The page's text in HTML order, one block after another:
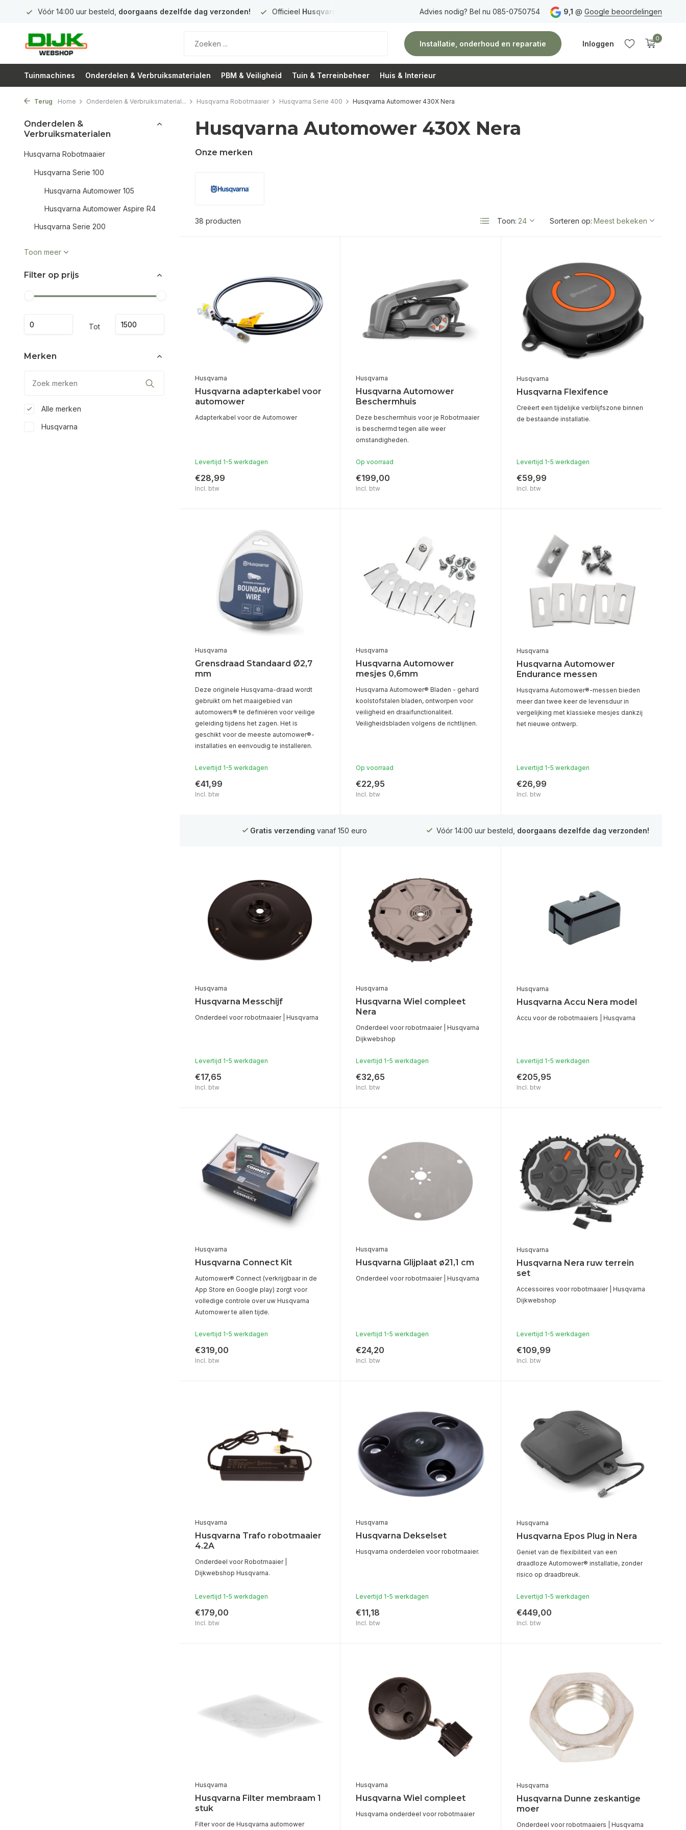
OfficieelHusqvarna Premium Dealerin Nederland Gratis verzendingvanaf 150 euro Vóór 14:00 uur besteld,doorgaans dezelfde dag verzonden!
Advies nodig? Bel nu 085-0750754 9,1 @ Google beoordelingen
Installatie, onderhoud en reparatie Inloggen
0
Tuinmachines Onderdelen & Verbruiksmaterialen PBM & Veiligheid Tuin & Terreinbeheer Huis & Interieur
Terug Home Onderdelen & Verbruiksmaterial... Husqvarna Robotmaaier Husqvarna Serie 400 Husqvarna Automower 430X Nera
Onderdelen &
Verbruiksmaterialen
Husqvarna Robotmaaier
Husqvarna Serie 100
Husqvarna Automower 105
Husqvarna Automower Aspire R4
Husqvarna Serie 200
Toon meer
Filter op prijs
Tot
Merken
Alle merken
Husqvarna
Husqvarna Automower 430X Nera
Onze merken
38 producten Toon: Sorteren op:
Husqvarna
Husqvarna adapterkabel voor
automower
Adapterkabel voor de Automower
Levertijd 1-5 werkdagen
€28,99
Incl. btw
Husqvarna
Husqvarna Automower
Beschermhuis
Deze beschermhuis voor je Robotmaaier
is beschermd tegen alle weer
omstandigheden.
Op voorraad
€199,00
Incl. btw
Husqvarna
Husqvarna Flexifence
Creëert een tijdelijke verblijfszone binnen
de bestaande installatie.
Levertijd 1-5 werkdagen
€59,99
Incl. btw
Husqvarna
Grensdraad Standaard Ø2,7
mm
Deze originele Husqvarna-draad wordt
gebruikt om het maaigebied van
automowers® te definiëren voor veilige
geleiding tijdens het zagen. Het is
geschikt voor de meeste automower®-
installaties en eenvoudig te installeren.
Levertijd 1-5 werkdagen
€41,99
Incl. btw
Husqvarna
Husqvarna Automower
mesjes 0,6mm
Husqvarna Automower® Bladen - gehard
koolstofstalen bladen, ontworpen voor
veiligheid en draaifunctionaliteit.
Veiligheidsbladen volgens de richtlijnen.
Op voorraad
€22,95
Incl. btw
Husqvarna
Husqvarna Automower
Endurance messen
Husqvarna Automower®-messen bieden
meer dan twee keer de levensduur in
vergelijking met klassieke mesjes dankzij
het nieuwe ontwerp.
Levertijd 1-5 werkdagen
€26,99
Incl. btw
Gratis verzending vanaf 150 euro Vóór 14:00 uur besteld, doorgaans dezelfde dag verzonden!
Husqvarna
Husqvarna Messchijf
Onderdeel voor robotmaaier | Husqvarna
Levertijd 1-5 werkdagen
€17,65
Incl. btw
Husqvarna
Husqvarna Wiel compleet
Nera
Onderdeel voor robotmaaier | Husqvarna
Dijkwebshop
Levertijd 1-5 werkdagen
€32,65
Incl. btw
Husqvarna
Husqvarna Accu Nera model
Accu voor de robotmaaiers | Husqvarna
Levertijd 1-5 werkdagen
€205,95
Incl. btw
Husqvarna
Husqvarna Connect Kit
Automower® Connect (verkrijgbaar in de
App Store en Google play) zorgt voor
volledige controle over uw Husqvarna
Automower te allen tijde.
Levertijd 1-5 werkdagen
€319,00
Incl. btw
Husqvarna
Husqvarna Glijplaat ø21,1 cm
Onderdeel voor robotmaaier | Husqvarna
Levertijd 1-5 werkdagen
€24,20
Incl. btw
Husqvarna
Husqvarna Nera ruw terrein
set
Accessoires voor robotmaaier | Husqvarna
Dijkwebshop
Levertijd 1-5 werkdagen
€109,99
Incl. btw
Husqvarna
Husqvarna Trafo robotmaaier
4.2A
Onderdeel voor Robotmaaier |
Dijkwebshop Husqvarna.
Levertijd 1-5 werkdagen
€179,00
Incl. btw
Husqvarna
Husqvarna Dekselset
Husqvarna onderdelen voor robotmaaier.
Levertijd 1-5 werkdagen
€11,18
Incl. btw
Husqvarna
Husqvarna Epos Plug in Nera
Geniet van de flexibiliteit van een
draadloze Automower® installatie, zonder
risico op draadbreuk.
Levertijd 1-5 werkdagen
€449,00
Incl. btw
Husqvarna
Husqvarna Filter membraam 1
stuk
Filter voor de Husqvarna automower
Husqvarna
Husqvarna Wiel compleet
Husqvarna onderdeel voor robotmaaier
Husqvarna
Husqvarna Dunne zeskantige
moer
Onderdeel voor robotmaaiers | Husqvarna